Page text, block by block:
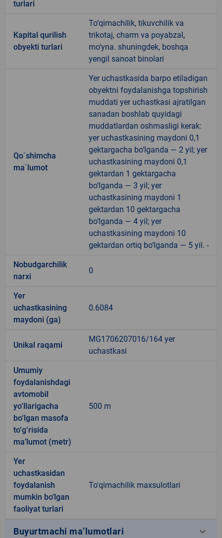
turlari
Kapital qurilish
obyekti turlari
To‘qimachilik, tikuvchilik va
trikotaj, charm va poyabzal,
mo‘yna. shuningdek, boshqa
yengil sanoat binolari
Qo`shimcha
ma`lumot
Yer uchastkasida barpo etiladigan
obyektni foydalanishga topshirish
muddati yer uchastkasi ajratilgan
sanadan boshlab quyidagi
muddatlardan oshmasligi kerak:
yer uchastkasining maydoni 0,1
gektargacha bo‘lganda — 2 yil; yer
uchastkasining maydoni 0,1
gektardan 1 gektargacha
bo‘lganda — 3 yil; yer
uchastkasining maydoni 1
gektardan 10 gektargacha
bo‘lganda — 4 yil; yer
uchastkasining maydoni 10
gektardan ortiq bo‘lganda — 5 yil. -
Nobudgarchilik
narxi
0
Yer
uchastkasining
maydoni (ga)
0.6084
Unikal raqami
MG1706207016/164 yer
uchastkasi
Umumiy
foydalanishdagi
avtomobil
yo‘llarigacha
bo‘lgan masofa
to‘g‘risida
ma’lumot (metr)
500 m
Yer
uchastkasidan
foydalanish
mumkin bo'lgan
faoliyat turlari
To'qimachilik maxsulotlari
Buyurtmachi ma’lumotlari keyboard_arrow_down